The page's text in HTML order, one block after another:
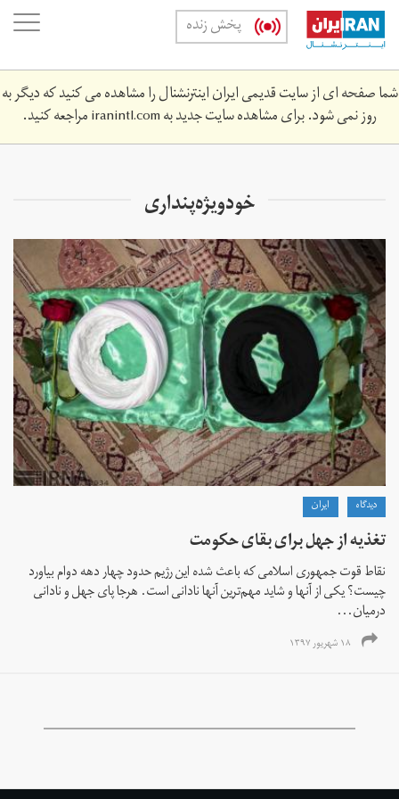
Skip
main
content
پخش زنده
شما صفحه ای از سایت قدیمی ایران اینترنشنال را مشاهده می کنید که دیگر به
روز نمی شود. برای مشاهده سایت جدید بهiranintl.comمراجعه کنید.
خودویژه‌پنداری
دیدگاه ايران
تغذیه از جهل برای بقای حکومت
نقاط قوت جمهوری اسلامی که باعث شده این رژیم حدود چهار دهه دوام بیاورد
چیست؟ یکی از آنها و شاید مهم‌ترین آنها نادانی است. هرجا پای جهل و نادانی
درمیان...
۱۸ شهریور ۱۳۹۷